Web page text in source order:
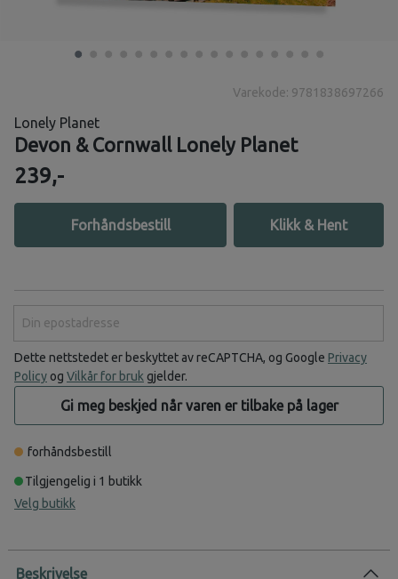
Varekode: 9781838697266
Lonely Planet
Devon & Cornwall Lonely Planet
239,-
Forhåndsbestill Klikk & Hent
Dette nettstedet er beskyttet av reCAPTCHA, og Google Privacy
Policy og Vilkår for bruk gjelder.
Gi meg beskjed når varen er tilbake på lager
forhåndsbestill
Tilgjengelig i 1 butikk
Velg butikk
Beskrivelse